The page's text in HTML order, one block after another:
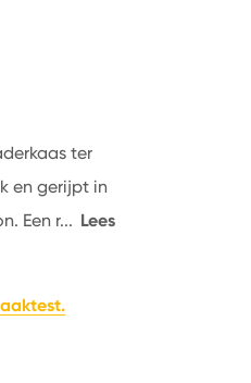
ter
en gerijpt in
Een r... Lees